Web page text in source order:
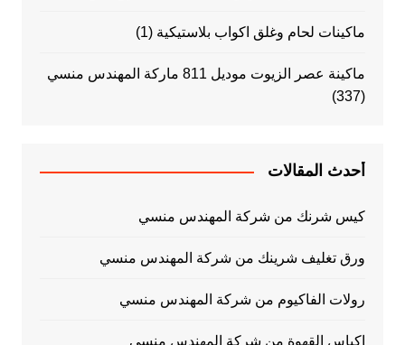
ماكينات لحام وغلق اكواب بلاستيكية (1)
ماكينة عصر الزيوت موديل 811 ماركة المهندس منسي
(337)
أحدث المقالات
كيس شرنك من شركة المهندس منسي
ورق تغليف شرينك من شركة المهندس منسي
رولات الفاكيوم من شركة المهندس منسي
اكياس القهوة من شركة المهندس منسي